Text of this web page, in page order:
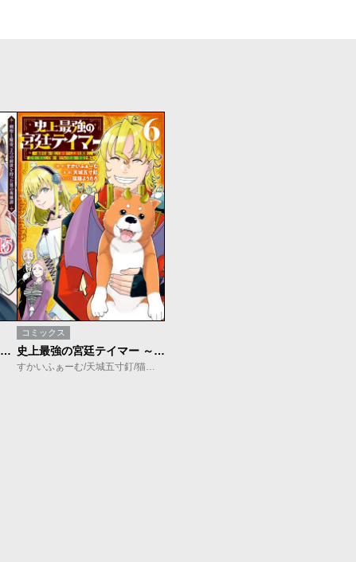
史上最強の魔法剣士、Fランク冒険者に転生する ～剣聖と魔帝、2つの前世を持った男の英雄譚～
コミックス
史上最強の宮廷テイマー ～自分を追い出して崩壊する王国を尻目に、辺境を開拓して使い魔たちの究極の楽園を作る～
すかいふぁーむ/天城五寸釘/猫箱ようたろ